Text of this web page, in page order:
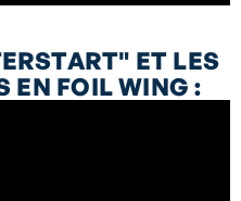
ET LES
EN FOIL WING :